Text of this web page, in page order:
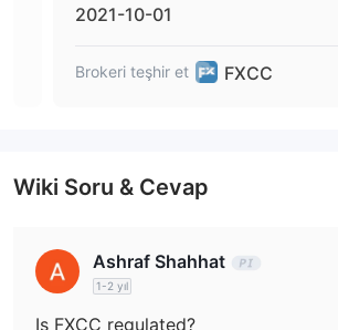
2021-10-01
Brokeri teşhir et FXCC
Wiki Soru & Cevap
Ashraf Shahhat
1-2 yıl
Is FXCC regulated?